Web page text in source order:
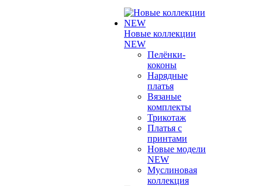
Новые коллекции
NEW
Пелёнки-
коконы
Нарядные
платья
Вязаные
комплекты
Трикотаж
Платья с
принтами
Новые модели
NEW
Муслиновая
коллекция